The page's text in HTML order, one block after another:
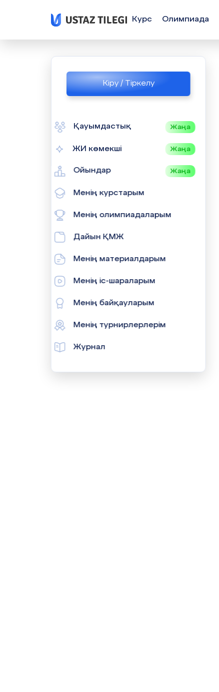
Кіру / Тіркелу
Қауымдастық Жаңа
ЖИ көмекші Жаңа
Ойындар Жаңа
Менің курстарым
Менің олимпиадаларым
Дайын ҚМЖ
Менің материалдарым
Менің іс-шараларым
Менің байқауларым
Менің турнирлерлерім
Журнал
Курс Олимпиада